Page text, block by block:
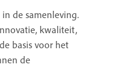
de samenleving.
kwaliteit,
basis voor het
de